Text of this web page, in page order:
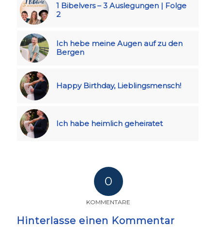
1 Bibelvers – 3 Auslegungen | Folge
2
Ich hebe meine Augen auf zu den
Bergen
Happy Birthday, Lieblingsmensch!
Ich habe heimlich geheiratet
0
KOMMENTARE
Hinterlasse einen Kommentar